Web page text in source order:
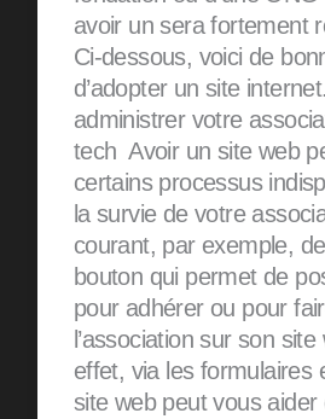
avoir un sera fortement
Ci-dessous, voici de
d’adopter un site
administrer votre
tech Avoir un site web
certains processus
la survie de votre
courant, par exemple,
bouton qui permet de
pour adhérer ou pour
l’association sur son
effet, via les formulaires
site web peut vous aider